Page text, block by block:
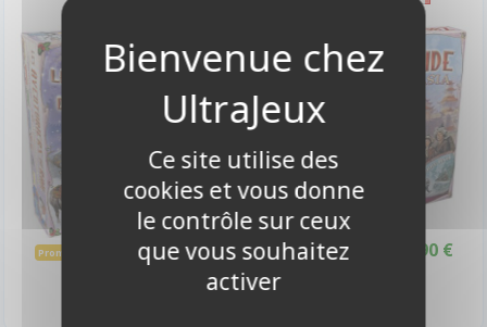
-10%
Promo -10% 44,50 € 39,90 €
Indisponible
-10%
Promo -10% 28,90 €
Ce site utilise des
cookies et vous donne
le contrôle sur ceux
que vous souhaitez
activer